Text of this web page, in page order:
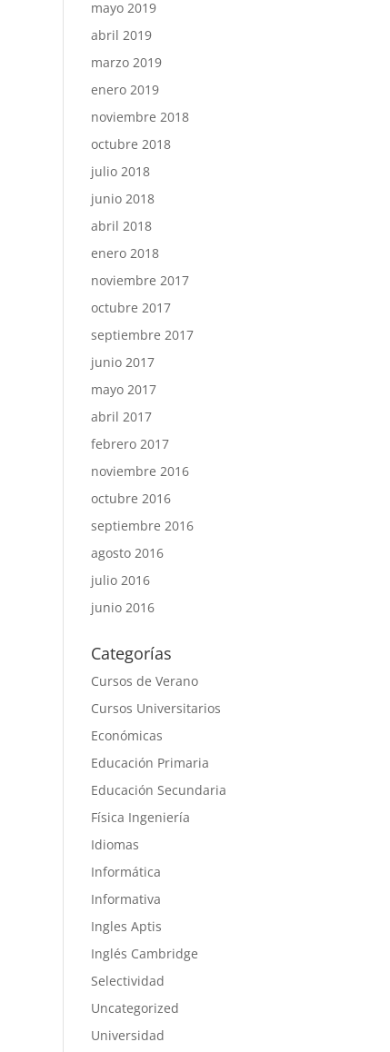
mayo 2019
abril 2019
marzo 2019
enero 2019
noviembre 2018
octubre 2018
julio 2018
junio 2018
abril 2018
enero 2018
noviembre 2017
octubre 2017
septiembre 2017
junio 2017
mayo 2017
abril 2017
febrero 2017
noviembre 2016
octubre 2016
septiembre 2016
agosto 2016
julio 2016
junio 2016
Categorías
Cursos de Verano
Cursos Universitarios
Económicas
Educación Primaria
Educación Secundaria
Física Ingeniería
Idiomas
Informática
Informativa
Ingles Aptis
Inglés Cambridge
Selectividad
Uncategorized
Universidad